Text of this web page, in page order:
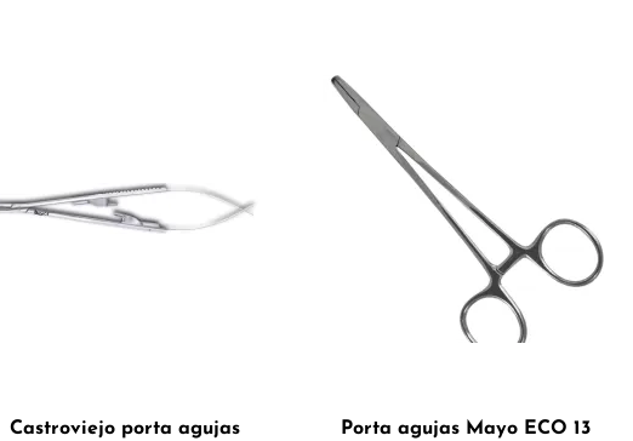
Castroviejo porta agujas
Porta agujas Mayo ECO 13